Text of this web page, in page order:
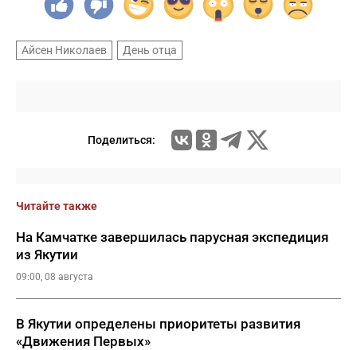
Айсен Николаев День отца
Поделиться:
Читайте также
На Камчатке завершилась парусная экспедиция
из Якутии
09:00, 08 августа
В Якутии определены приоритеты развития
«Движения Первых»